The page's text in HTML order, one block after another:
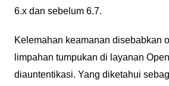
6.x dan sebelum 6.7.
Kelemahan keamanan disebabkan
limpahan tumpukan di layanan
diauntentikasi. Yang diketahui